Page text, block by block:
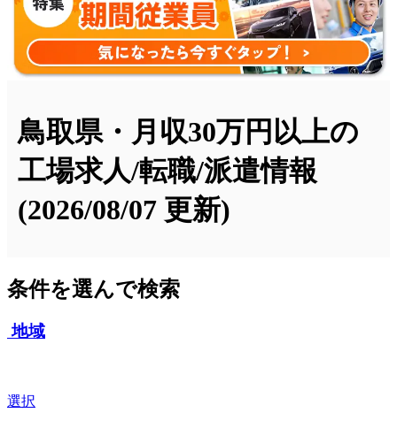
鳥取県・月収30万円以上の
工場求人/転職/派遣情報
(2026/08/07 更新)
条件を選んで検索
地域
選択